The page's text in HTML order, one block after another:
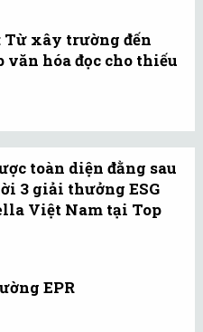
xây trường đến
văn hóa đọc cho thiếu
toàn diện đằng sau
3 giải thưởng ESG
Việt Nam tại Top
EPR